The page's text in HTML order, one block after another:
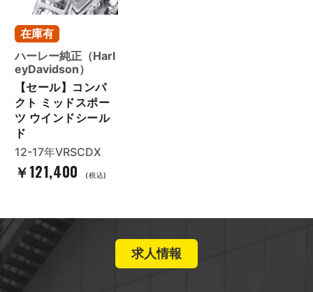
在庫有
ハーレー純正（Harl
eyDavidson）
【セール】コンパ
クト ミッドスポー
ツ ウインドシール
ド
12-17年VRSCDX
￥121,400 (税込)
求人情報